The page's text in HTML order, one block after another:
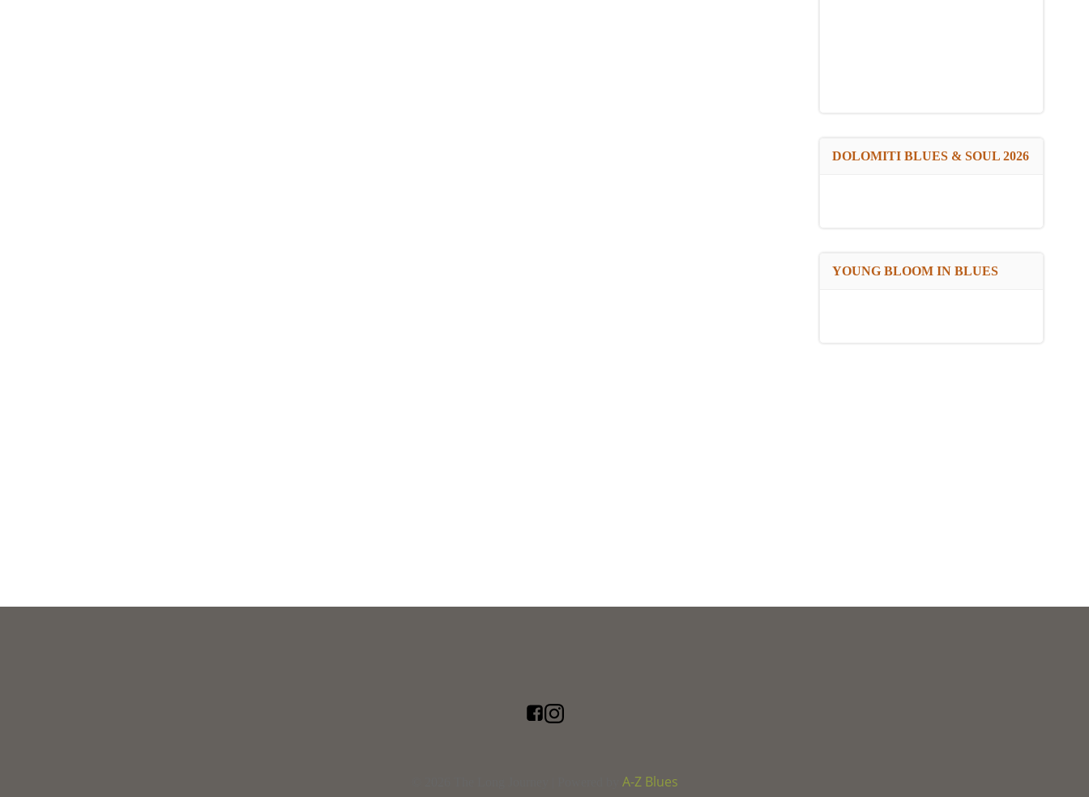
DOLOMITI BLUES & SOUL 2026
YOUNG BLOOM IN BLUES
A-Z Blues